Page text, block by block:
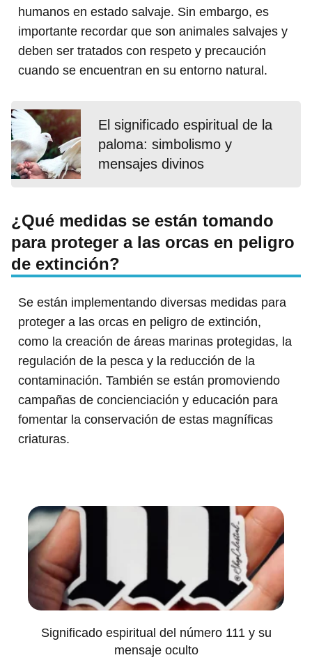
humanos en estado salvaje. Sin embargo, es
importante recordar que son animales salvajes y
deben ser tratados con respeto y precaución
cuando se encuentran en su entorno natural.
El significado espiritual de la
paloma: simbolismo y
mensajes divinos
¿Qué medidas se están tomando
para proteger a las orcas en peligro
de extinción?
Se están implementando diversas medidas para
proteger a las orcas en peligro de extinción,
como la creación de áreas marinas protegidas, la
regulación de la pesca y la reducción de la
contaminación. También se están promoviendo
campañas de concienciación y educación para
fomentar la conservación de estas magníficas
criaturas.
Significado espiritual del número 111 y su
mensaje oculto